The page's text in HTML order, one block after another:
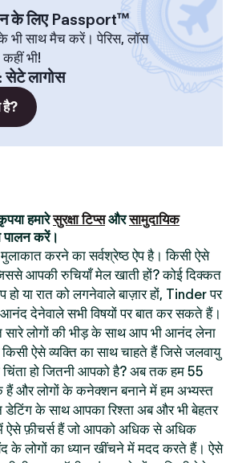
के लिए Passport™
भी साथ मैच करें। पेरिस, लॉस
भी!
सेटे लागोस
है?
हमारेसुरक्षा टिप्सऔरसामुदायिक
पालन करें।
करने का सर्वश्रेष्ठ ऐप है। किसी ऐसे
आपकी रुचियाँ मेल खाती हों? कोई दिक्कत
हो या रात को लगनेवाले बाज़ार हों, Tinder पर
देनेवाले सभी विषयों पर बात कर सकते हैं।
सारे लोगों की भीड़ के साथ आप भी आनंद लेना
ऐसे व्यक्ति का साथ चाहते हैं जिसे जलवायु
चिंता हो जितनी आपको है? अब तक हम 55
हैं और लोगों के कनेक्शन बनाने में हम अभ्यस्त
के साथ आपका रिश्ता अब और भी बेहतर
ऐसे फ़ीचर्स हैं जो आपको अधिक से अधिक
के लोगों का ध्यान खींचने में मदद करते हैं। ऐसे